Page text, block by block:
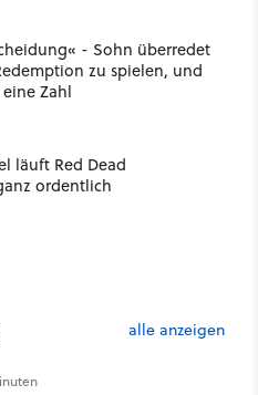
- Sohn überredet
zu spielen, und
Zahl
läuft Red Dead
ordentlich
alle anzeigen